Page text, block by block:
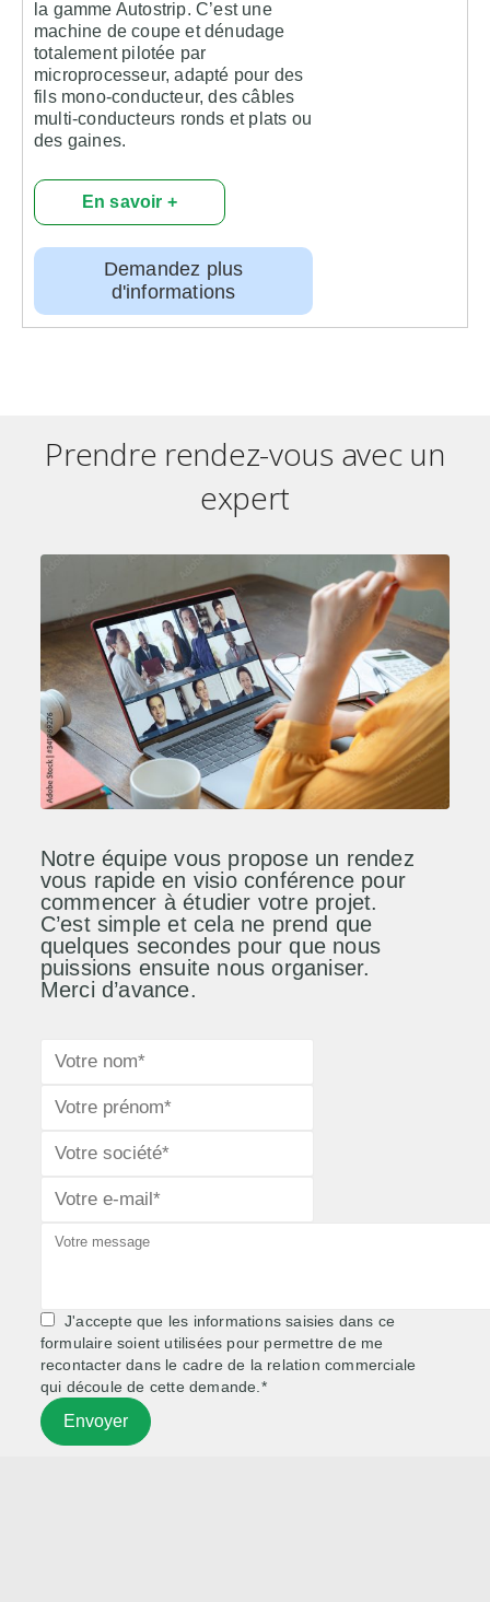
la gamme Autostrip. C’est une
machine de coupe et dénudage
totalement pilotée par
microprocesseur, adapté pour des
fils mono-conducteur, des câbles
multi-conducteurs ronds et plats ou
des gaines.
En savoir +
Demandez plus
d'informations
Prendre rendez-vous avec un
expert
Notre équipe vous propose un rendez
vous rapide en visio conférence pour
commencer à étudier votre projet.
C’est simple et cela ne prend que
quelques secondes pour que nous
puissions ensuite nous organiser.
Merci d’avance.
J'accepte que les informations saisies dans ce
formulaire soient utilisées pour permettre de me
recontacter dans le cadre de la relation commerciale
qui découle de cette demande.*